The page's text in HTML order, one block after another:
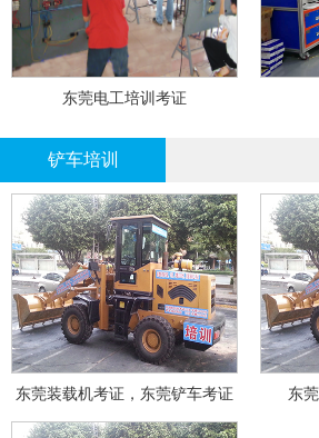
东莞电工培训考证
铲车培训
东莞装载机考证，东莞铲车考证 东